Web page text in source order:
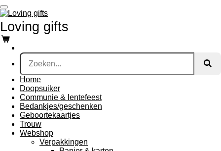
Ga
direct
naar
de
hoofdinhoud
Loving gifts
Home
Doopsuiker
Communie & lentefeest
Bedankjes/geschenken
Geboortekaartjes
Trouw
Webshop
Verpakkingen